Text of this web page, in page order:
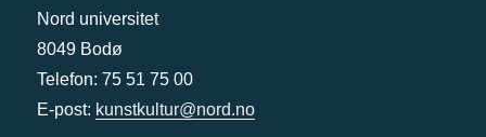
Nord universitet
8049 Bodø
Telefon: 75 51 75 00
E-post: kunstkultur@nord.no